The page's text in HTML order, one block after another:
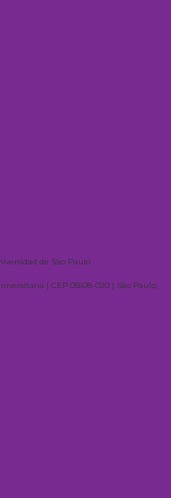
de São Paulo
| CEP 05508-020 | São Paulo,